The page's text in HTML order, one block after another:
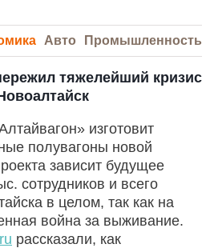
Авто Промышленность
тяжелейший кризис
изготовит
полувагоны новой
зависит будущее
сотрудников и всего
в целом, так как на
война за выживание.
рассказали, как